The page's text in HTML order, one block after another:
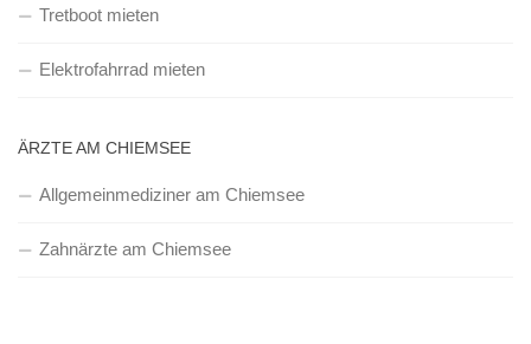
Tretboot mieten
Elektrofahrrad mieten
ÄRZTE AM CHIEMSEE
Allgemeinmediziner am Chiemsee
Zahnärzte am Chiemsee